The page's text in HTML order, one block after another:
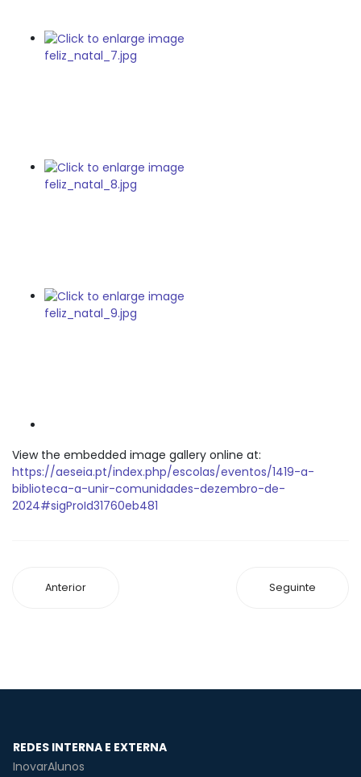
View the embedded image gallery online at:
https://aeseia.pt/index.php/escolas/eventos/1419-a-
biblioteca-a-unir-comunidades-dezembro-de-
2024#sigProId31760eb481
Anterior Seguinte
REDES INTERNA E EXTERNA
InovarAlunos